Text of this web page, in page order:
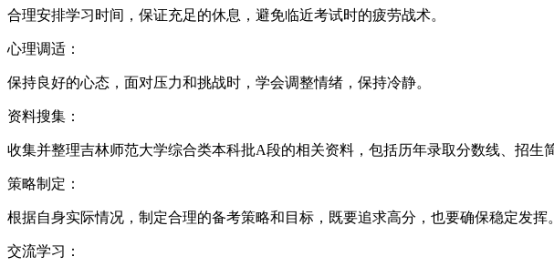
合理安排学习时间，保证充足的休息，避免临近考试时的疲劳战术。
心理调适：
保持良好的心态，面对压力和挑战时，学会调整情绪，保持冷静。
资料搜集：
收集并整理吉林师范大学综合类本科批A段的相关资料，包括历年录取分数线、招生
策略制定：
根据自身实际情况，制定合理的备考策略和目标，既要追求高分，也要确保稳定发挥。
交流学习：